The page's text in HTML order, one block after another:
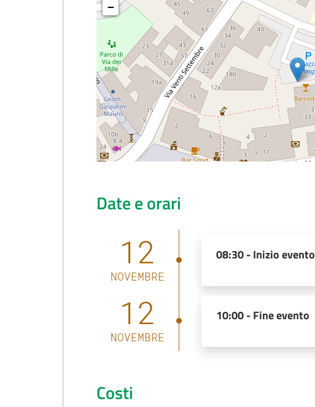
−
Date e orari
12
NOVEMBRE
08:30 -Inizio evento
12
NOVEMBRE
10:00 -Fine evento
Costi